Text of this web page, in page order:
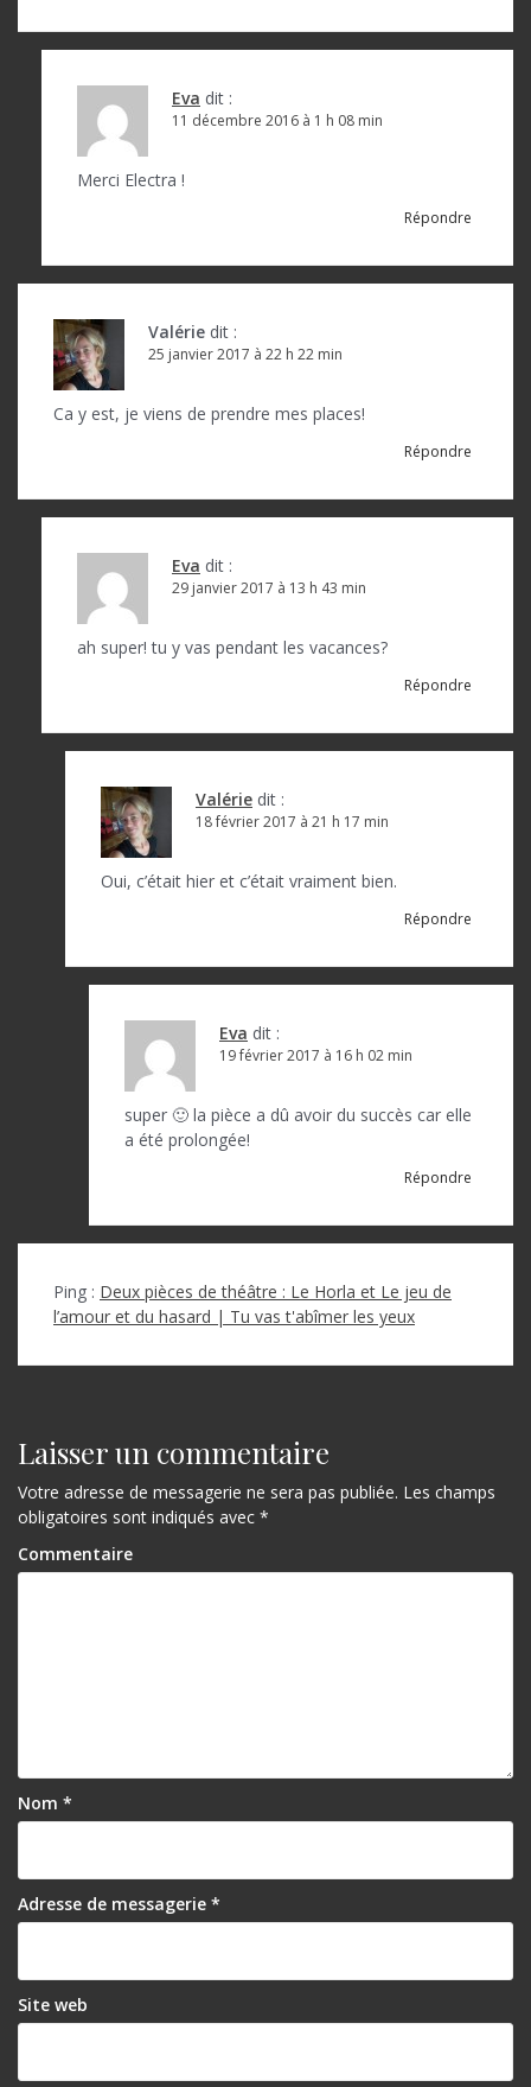
Eva dit :
11 décembre 2016 à 1 h 08 min
Merci Electra !
Répondre
Valérie dit :
25 janvier 2017 à 22 h 22 min
Ca y est, je viens de prendre mes places!
Répondre
Eva dit :
29 janvier 2017 à 13 h 43 min
ah super! tu y vas pendant les vacances?
Répondre
Valérie dit :
18 février 2017 à 21 h 17 min
Oui, c’était hier et c’était vraiment bien.
Répondre
Eva dit :
19 février 2017 à 16 h 02 min
super 🙂 la pièce a dû avoir du succès car elle
a été prolongée!
Répondre
Ping : Deux pièces de théâtre : Le Horla et Le jeu de
l’amour et du hasard | Tu vas t'abîmer les yeux
Laisser un commentaire
Votre adresse de messagerie ne sera pas publiée. Les champs
obligatoires sont indiqués avec *
Commentaire
Nom *
Adresse de messagerie *
Site web